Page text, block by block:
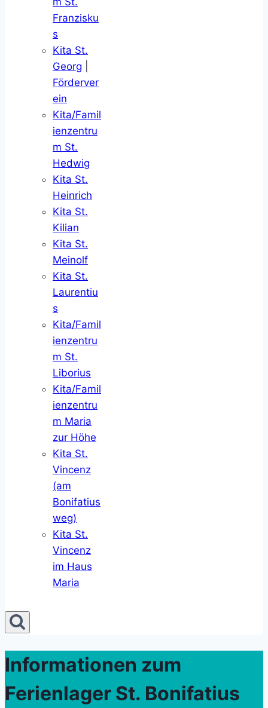
Franzisku
s
Kita St.
Georg
Förderver
ein
Kita/Famil
ienzentru
m St.
Hedwig
Kita St.
Heinrich
Kita St.
Kilian
Kita St.
Meinolf
Kita St.
Laurentiu
s
Kita/Famil
ienzentru
m St.
Liborius
Kita/Famil
ienzentru
m Maria
zur Höhe
Kita St.
Vincenz
(am
Bonifatius
weg)
Kita St.
Vincenz
im Haus
Maria
Informationen zum
Ferienlager St. Bonifatius